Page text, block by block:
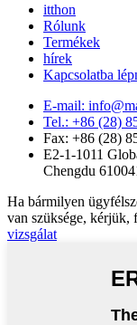
itthon
Rólunk
Termékek
hírek
Kapcsolatba
E-mail:
Tel.: +86 (28)
Fax: +86 (28)
E2-1-1011
Chengdu
Ha bármilyen
van szüksége, kérjük,
vizsgálat